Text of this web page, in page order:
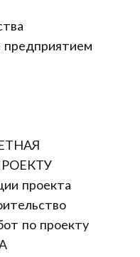
предприятием
проекта
по проекту